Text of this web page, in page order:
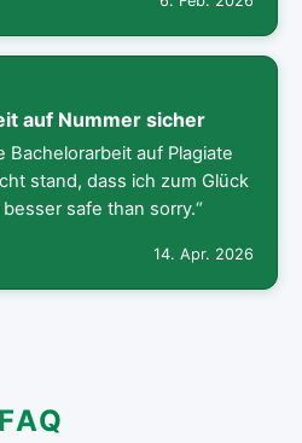
auf Nummer sicher
Bachelorarbeit auf Plagiate
stand, dass ich zum Glück
safe than sorry.“
14. Apr. 2026
FAQ